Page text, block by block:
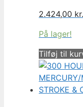
2.424,00 kr.
På lager!
Tilføj til